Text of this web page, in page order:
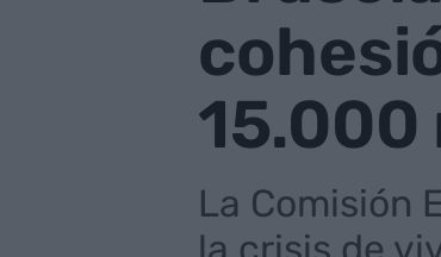
15.000
La Comisión